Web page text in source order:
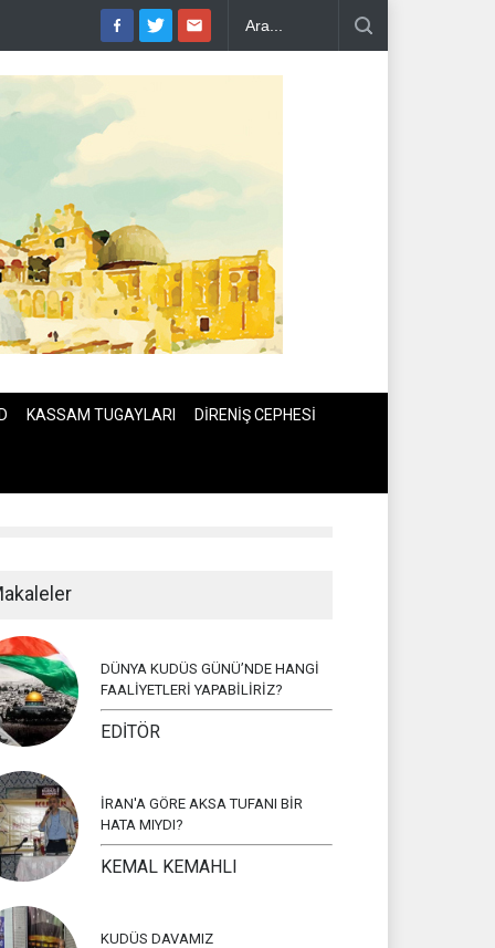
PEZEŞKİYAN'DAN HALİL EL HAYYE'YE TEBRİK
KASSAM TUGAYLARI DİRENİŞ CEPHESİ
DÜNYA KUDÜS GÜNÜ’NDE HANGİ
FAALİYETLERİ YAPABİLİRİZ?
EDİTÖR
İRAN'A GÖRE AKSA TUFANI BİR
HATA MIYDI?
KEMAL KEMAHLI
KUDÜS DAVAMIZ